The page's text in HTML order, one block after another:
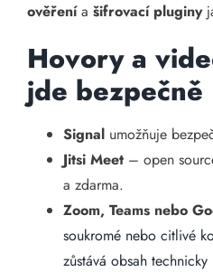
ověřenía šifrovací pluginy
Hovory a
jde bezpečně
Signal umožňuje
Jitsi Meet – open
a zdarma.
Zoom, Teams nebo
soukromé nebo citlivé
zůstává obsah